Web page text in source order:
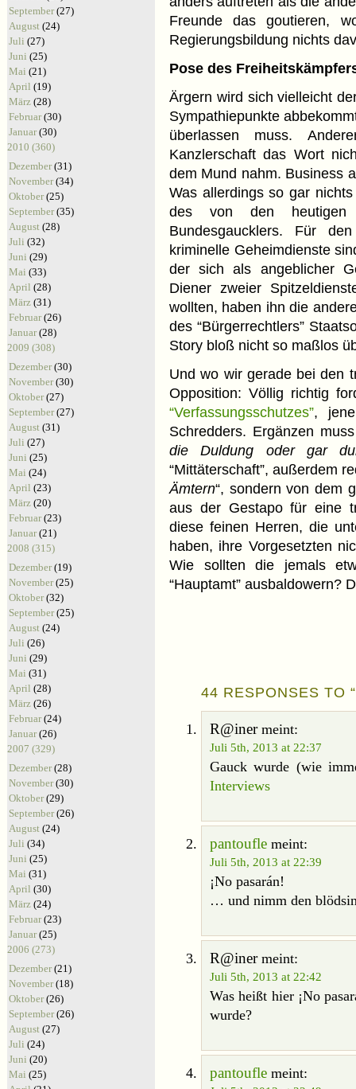
September(27)
August (24)
Juli (27)
Juni (25)
Mai (21)
April (19)
März (28)
Februar(30)
Januar(30)
2010 (360)
Dezember(31)
November(34)
Oktober(25)
September(35)
August (28)
Juli (32)
Juni (29)
Mai (33)
April (28)
März (31)
Februar(26)
Januar(28)
2009 (308)
Dezember(30)
November(30)
Oktober(27)
September(27)
August (31)
Juli (27)
Juni (25)
Mai (24)
April (23)
März (20)
Februar(23)
Januar(21)
2008 (315)
Dezember(19)
November(25)
Oktober(32)
September(25)
August (24)
Juli (26)
Juni (29)
Mai (31)
April (28)
März (26)
Februar(24)
Januar(26)
2007 (329)
Dezember(28)
November(30)
Oktober(29)
September(26)
August (24)
Juli (34)
Juni (25)
Mai (31)
April (30)
März (24)
Februar(23)
Januar(25)
2006 (273)
Dezember(21)
November(18)
Oktober(26)
September(26)
August (27)
Juli (24)
Juni (20)
Mai (25)
Freunde das goutieren,
Regierungsbildung nichts
Pose des
Ärgern wird sich vielleicht
Sympathiepunkte
überlassen muss.
Kanzlerschaft das Wort
dem Mund nahm. Business
Was allerdings so gar
des von den heutigen
Bundesgaucklers. Für
kriminelle Geheimdienste
der sich als angeblicher
Diener zweier
wollten, haben ihn die
des “Bürgerrechtlers”
Story bloß nicht so maßlos
Und wo wir gerade bei den
Opposition: Völlig richtig
“Verfassungsschutzes”,
Schredders. Ergänzen
die Duldung oder gar
“Mittäterschaft”, außerdem
Ämtern“, sondern von dem
aus der Gestapo für eine
diese feinen Herren, die
haben, ihre Vorgesetzten
Wie sollten die jemals
“Hauptamt” ausbaldowern?
44 RESPONSES TO
R@inermeint:
Juli 5th, 2013 at 22:37
Gauck wurde (wie
Interviews
pantoufle meint:
Juli 5th, 2013 at 22:39
¡No pasarán!
… und nimm den
R@inermeint:
Juli 5th, 2013 at 22:42
Was heißt hier ¡No
wurde?
pantoufle meint: